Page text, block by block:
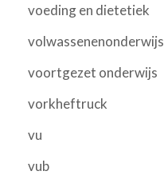
voeding en dietetiek
volwassenenonderwijs
voortgezet onderwijs
vorkheftruck
vu
vub